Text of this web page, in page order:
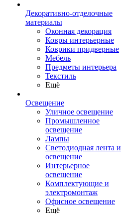
Декоративно-отделочные
материалы
Оконная декорация
Ковры интерьерные
Коврики придверные
Мебель
Предметы интерьера
Текстиль
Ещё
Освещение
Уличное освещение
Промышленное
освещение
Лампы
Светодиодная лента и
освещение
Интерьерное
освещение
Комплектующие и
электромонтаж
Офисное освещение
Ещё